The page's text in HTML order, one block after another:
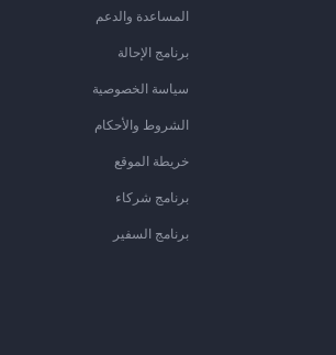
المساعدة والدعم
برنامج الإحالة
سياسة الخصوصية
الشروط والأحكام
خريطة الموقع
برنامج شركاء
برنامج السفير